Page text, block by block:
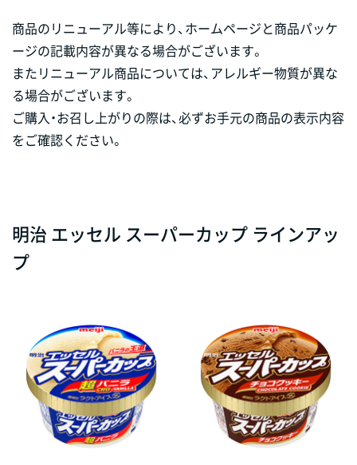
商品のリニューアル等により、ホームページと商品パッケ
ージの記載内容が異なる場合がございます。
またリニューアル商品については、アレルギー物質が異な
る場合がございます。
ご購入・お召し上がりの際は、必ずお手元の商品の表示内容
をご確認ください。
明治 エッセル スーパーカップ ラインアッ
プ